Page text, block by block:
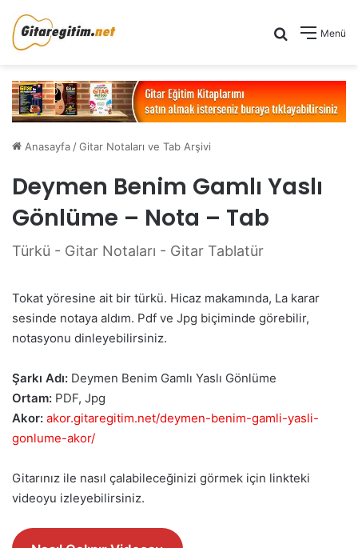
Menü
Arama yap
Anasayfa /Gitar Notaları ve Tab Arşivi
Deymen Benim Gamlı Yaslı
Gönlüme – Nota – Tab
Türkü - Gitar Notaları - Gitar Tablatür
Tokat yöresine ait bir türkü. Hicaz makamında, La karar
sesinde notaya aldım. Pdf ve Jpg biçiminde görebilir,
notasyonu dinleyebilirsiniz.
Şarkı Adı: Deymen Benim Gamlı Yaslı Gönlüme
Ortam: PDF, Jpg
Akor: akor.gitaregitim.net/deymen-benim-gamli-yasli-
gonlume-akor/
Gitarınız ile nasıl çalabileceğinizi görmek için linkteki
videoyu izleyebilirsiniz.